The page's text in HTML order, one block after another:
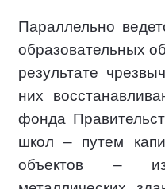
Параллельно
образовательных
результате
них
фонда
школ – путем
объектов – из